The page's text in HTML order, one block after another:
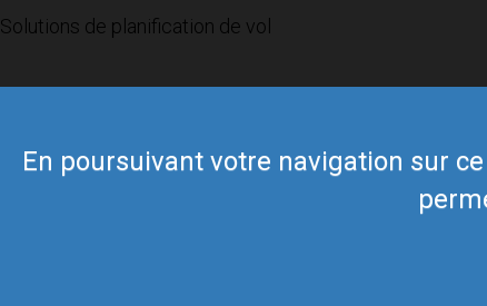
En poursuivant votre navigation sur
Solutions de planification de vol